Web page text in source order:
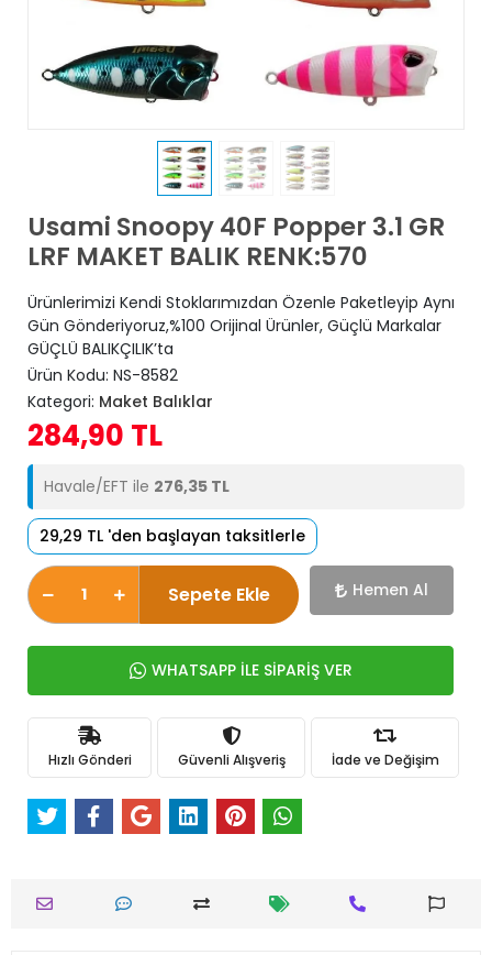
Usami Snoopy 40F Popper 3.1 GR
LRF MAKET BALIK RENK:570
Ürünlerimizi Kendi Stoklarımızdan Özenle Paketleyip Aynı
Gün Gönderiyoruz,%100 Orijinal Ürünler, Güçlü Markalar
GÜÇLÜ BALIKÇILIK’ta
Ürün Kodu: NS-8582
Kategori: Maket Balıklar
284,90 TL
Havale/EFT ile 276,35 TL
29,29 TL 'den başlayan taksitlerle
Sepete Ekle Hemen Al
WHATSAPP İLE SİPARİŞ VER
Hızlı Gönderi Güvenli Alışveriş İade ve Değişim